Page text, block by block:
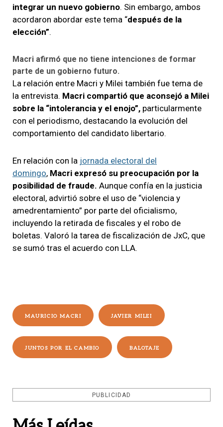
integrar un nuevo gobierno. Sin embargo, ambos
acordaron abordar este tema “después de la
elección”.
Macri afirmó que no tiene intenciones de formar
parte de un gobierno futuro.
La relación entre Macri y Milei también fue tema de
la entrevista. Macri compartió que aconsejó a Milei
sobre la “intolerancia y el enojo”, particularmente
con el periodismo, destacando la evolución del
comportamiento del candidato libertario.
En relación con la jornada electoral del
domingo, Macri expresó su preocupación por la
posibilidad de fraude. Aunque confía en la justicia
electoral, advirtió sobre el uso de “violencia y
amedrentamiento” por parte del oficialismo,
incluyendo la retirada de fiscales y el robo de
boletas. Valoró la tarea de fiscalización de JxC, que
se sumó tras el acuerdo con LLA.
MAURICIO MACRI JAVIER MILEI
JUNTOS POR EL CAMBIO BALOTAJE
PUBLICIDAD